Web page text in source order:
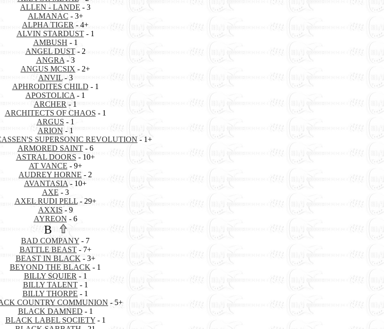
ALLEN - LANDE - 3
ALMANAC - 3+
ALPHA TIGER - 4+
ALVIN STARDUST- 1
AMBUSH - 1
ANGEL DUST- 2
ANGRA - 3
ANGUS MCSIX - 2+
ANVIL- 3
APHRODITES CHILD - 1
APOSTOLICA - 1
ARCHER- 1
ARCHITECTS OF CHAOS - 1
ARGUS - 1
ARION- 1
SUPERSONIC REVOLUTION - 1+
ARMORED SAINT- 6
ASTRAL DOORS - 10+
AT VANCE - 9+
AUDREY HORNE - 2
AVANTASIA- 10+
AXE - 3
AXEL RUDI PELL- 29+
AXXIS- 9
AYREON - 6
B
BAD COMPANY - 7
BATTLE BEAST- 7+
BEAST IN BLACK - 3+
BEYOND THE BLACK - 1
BILLY SQUIER - 1
BILLY TALENT- 1
BILLY THORPE - 1
COUNTRY COMMUNION - 5+
BLACK DAMNED - 1
BLACK LABEL SOCIETY- 1